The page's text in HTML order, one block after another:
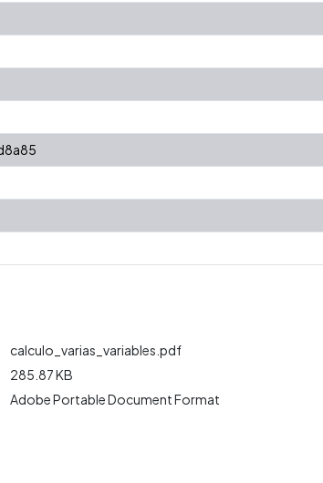
calculo_varias_variables.pdf
285.87 KB
Adobe Portable Document Format